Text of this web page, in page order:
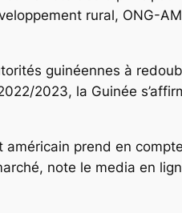
rural, ONG-
guinéennes à
2023, la Guinée
américain prend en
note le media en